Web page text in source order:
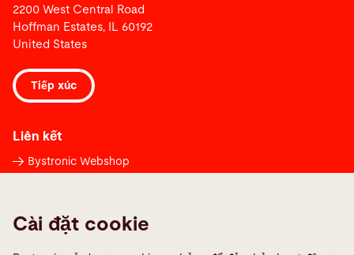
2200 West Central Road
Hoffman Estates, IL 60192
United States
Tiếp xúc
Liên kết
Bystronic Webshop
Media Center
Cài đặt cookie